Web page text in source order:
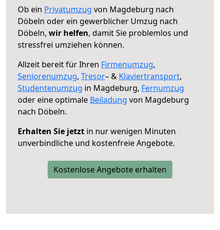
Ob ein Privatumzug von Magdeburg nach
Döbeln oder ein gewerblicher Umzug nach
Döbeln, wir helfen, damit Sie problemlos und
stressfrei umziehen können.
Allzeit bereit für Ihren Firmenumzug,
Seniorenumzug, Tresor– & Klaviertransport,
Studentenumzug in Magdeburg, Fernumzug
oder eine optimale Beiladung von Magdeburg
nach Döbeln.
Erhalten Sie jetzt in nur wenigen Minuten
unverbindliche und kostenfreie Angebote.
Kostenlose Angebote erhalten